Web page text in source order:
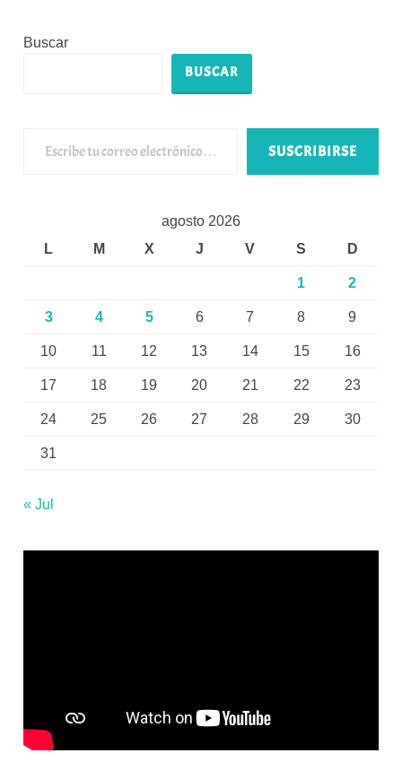
Buscar
BUSCAR
SUSCRIBIRSE
agosto 2026
L
M X J V S D
1 2
3 4 5 6 7 8 9
10 11 12 13 14 15 16
17 18 19 20 21 22 23
24 25 26 27 28 29 30
31
« Jul